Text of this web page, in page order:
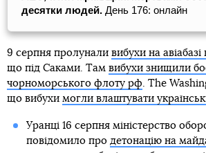
десятки людей. День 176: онлайн
9 серпня пролунали вибухи на
що під Саками. Там вибухи знищили
чорноморського флоту рф. The
що вибухи могли влаштувати
Уранці 16 серпня міністерство
повідомило про детонацію на